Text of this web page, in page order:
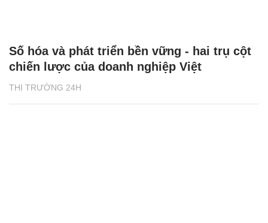
THỊ TRƯỜNG 24H
Số hóa và phát triển bền vững - hai trụ cột
chiến lược của doanh nghiệp Việt